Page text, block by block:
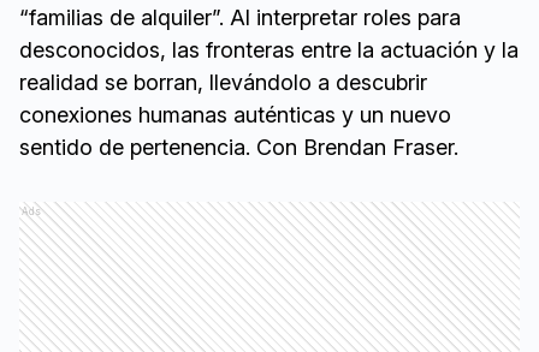
“familias de alquiler”. Al interpretar roles para
desconocidos, las fronteras entre la actuación y la
realidad se borran, llevándolo a descubrir
conexiones humanas auténticas y un nuevo
sentido de pertenencia. Con Brendan Fraser.
Ads